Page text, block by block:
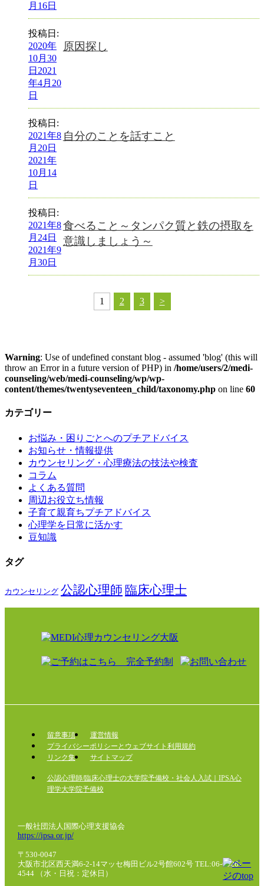
月16日
投稿日:
2020年
10月30
日 2021
年4月20
日
原因探し
投稿日:
2021年8
月20日
2021年
10月14
日
自分のことを話すこと
投稿日:
2021年8
月24日
2021年9
月30日
食べること～タンパク質と鉄の摂取を
意識しましょう～
1 2 3 >
Warning: Use of undefined constant blog - assumed 'blog' (this will
throw an Error in a future version of PHP) in /home/users/2/medi-
counseling/web/medi-counseling/wp/wp-
content/themes/twentyseventeen_child/taxonomy.php on line 60
カテゴリー
お悩み・困りごとへのプチアドバイス
お知らせ・情報提供
カウンセリング・心理療法の技法や検査
コラム
よくある質問
周辺お役立ち情報
子育て親育ちプチアドバイス
心理学を日常に活かす
豆知識
タグ
カウンセリング 公認心理師 臨床心理士
留意事項
運営情報
プライバシーポリシーとウェブサイト利用規約
リンク集
サイトマップ
公認心理師/臨床心理士の大学院予備校・社会人入試｜IPSA心
理学大学院予備校
一般社団法人国際心理支援協会
https://ipsa.or.jp/
〒530-0047
大阪市北区西天満6-2-14マッセ梅田ビル2号館602号 TEL:06-6926-
4544
（水・日祝：定休日）